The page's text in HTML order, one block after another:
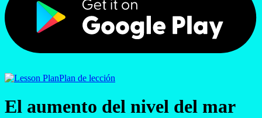
Plan de lección
El aumento del nivel del mar